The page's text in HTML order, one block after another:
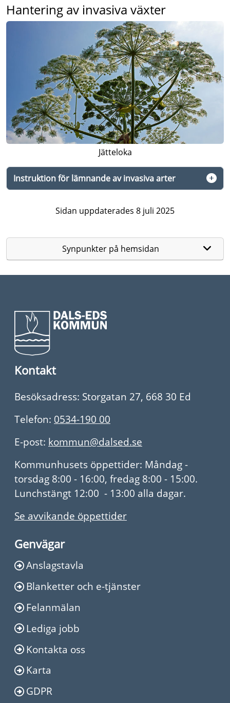
Hantering av invasiva växter
Jätteloka
Instruktion för lämnande av invasiva arter
Sidan uppdaterades 8 juli 2025
Synpunkter på hemsidan
Kontakt
Besöksadress: Storgatan 27, 668 30 Ed
Telefon: 0534-190 00
E-post: kommun@dalsed.se
Kommunhusets öppettider: Måndag -
torsdag 8:00 - 16:00, fredag 8:00 - 15:00.
Lunchstängt 12:00 - 13:00 alla dagar.
Se avvikande öppettider
Genvägar
Anslagstavla
Blanketter och e-tjänster
Felanmälan
Lediga jobb
Kontakta oss
Karta
GDPR